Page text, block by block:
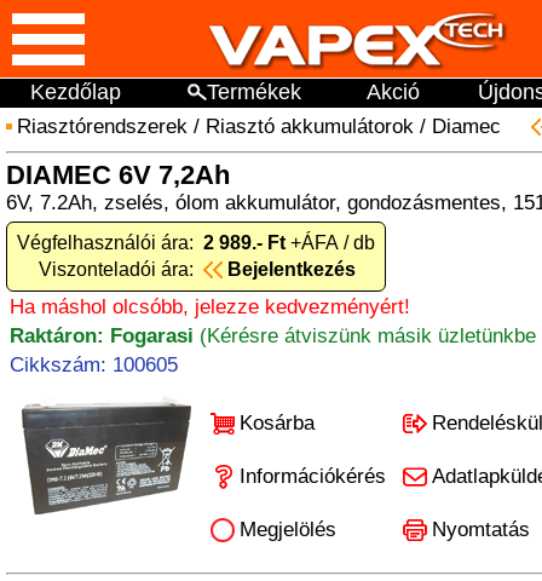
Kezdőlap Termékek Akció
Riasztórendszerek / Riasztó akkumulátorok / Diamec
DIAMEC 6V 7,2Ah
6V, 7.2Ah, zselés, ólom akkumulátor, gondozásmentes,
Végfelhasználói ára: 2 989.- Ft +ÁFA / db
Viszonteladói ára:
Bejelentkezés
Ha máshol olcsóbb, jelezze kedvezményért!
Raktáron: Fogarasi (Kérésre átviszünk másik üzletünkbe
Cikkszám: 100605
Kosárba
Információkérés
Megjelölés Nyomtatás